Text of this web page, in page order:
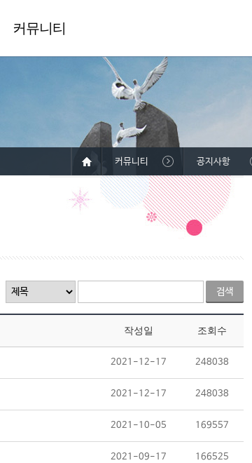
커뮤니티
커뮤니티 공지사항
작성일 조회수
2021-12-17 248038
2021-12-17 248038
2021-10-05 169557
2021-09-17 166525